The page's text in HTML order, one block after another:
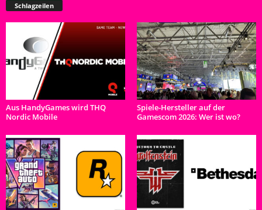
Schlagzeilen
Aus HandyGames wird THQ
Nordic Mobile
Spiele-Hersteller auf der
Gamescom 2026: Wer ist wo?